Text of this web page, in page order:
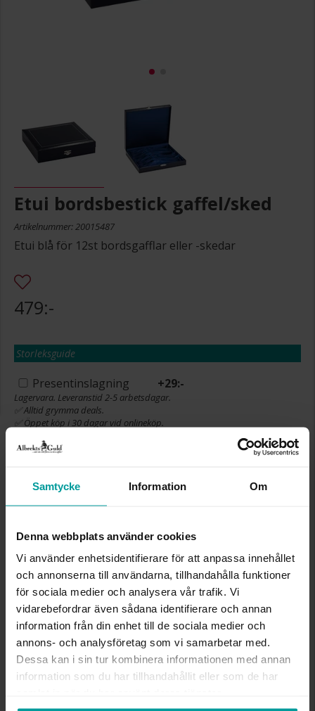
Samtycke Information Om
Denna webbplats använder cookies
Vi använder enhetsidentifierare för att anpassa innehållet
och annonserna till användarna, tillhandahålla funktioner
för sociala medier och analysera vår trafik. Vi
vidarebefordrar även sådana identifierare och annan
information från din enhet till de sociala medier och
annons- och analysföretag som vi samarbetar med.
Dessa kan i sin tur kombinera informationen med annan
information som du har tillhandahållit eller som de har
Etui bordsbestick gaffel/sked
Artikelnummer: 20015487
Etui blå för 12st bordsgafflar eller -skedar
479:-
Storleksguide
Presentinslagning +29:-
Lagervara. Leveranstid 2-5 arbetsdagar.
✅ Alltid grymma deals.
✅ Öppet köp i 30 dagar vid onlineköp.
INFO
BREDD CA (CM)
DJUP CA (CM)
19
HÖJD CA (CM)
4,5
VARUMÄRKE
Albrekts Guld
MATERIAL
kartong, tyg
Liknande produkter